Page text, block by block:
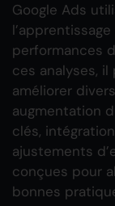
Google Ads
performances
ces analyses,
améliorer
augmentation
clés,
ajustements
conçues pour
bonnes